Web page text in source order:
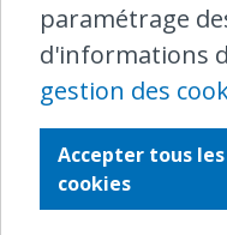
Vous
remorque
Même sans
un
Vélo 1 jour.
ou Carte
paramétrage
d'informations
gestion des
Accepter tous les
cookies